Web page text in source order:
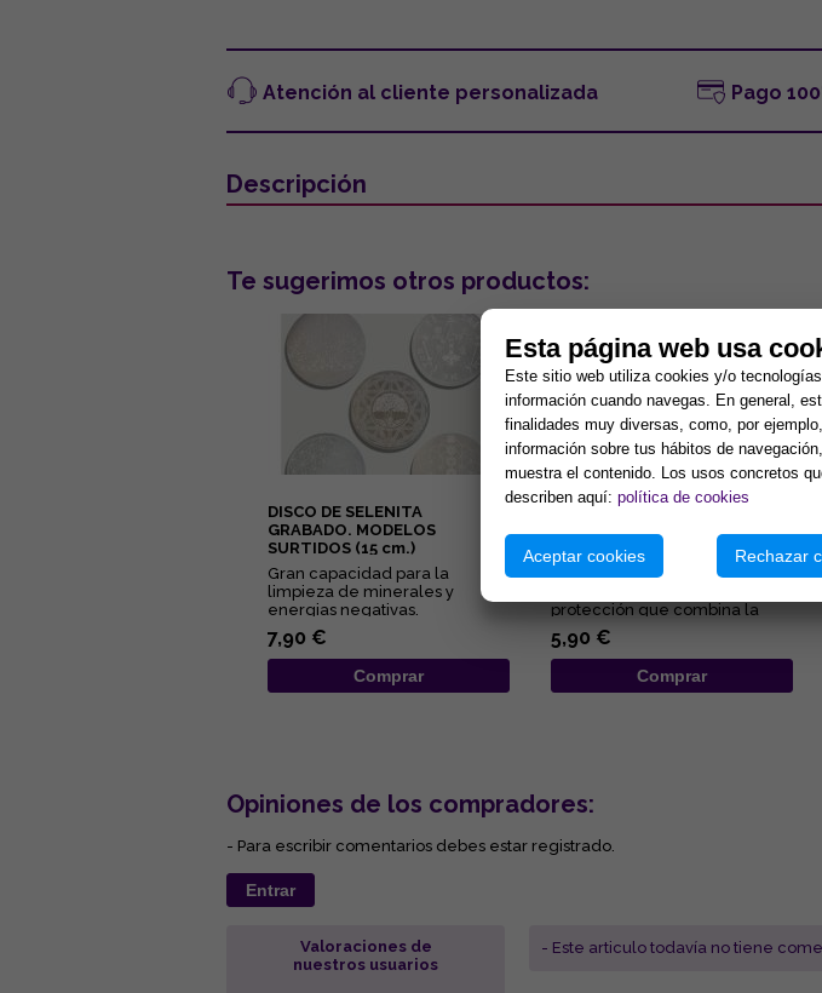
Atención al cliente personalizada Pago
Descripción
Te sugerimos otros productos:
DISCO DE SELENITA
GRABADO. MODELOS
SURTIDOS (15 cm.)
Gran capacidad para la
limpieza de minerales y
energias negativas.
Propiedades purificantes y
protectoras....
7,90 €
Comprar
COLGANTE ARBOL DE LA VIDA
7 CHAKRAS Y PUNTA MINERAL
(MINERALES SURTIDOS)
Lleva contigo un poderoso
protección que combina la
fuerza de la naturaleza con el
poder ...
5,90 €
Comprar
Opiniones de los compradores:
- Para escribir comentarios debes estar registrado.
Entrar
Valoraciones de
nuestros usuarios
- Este articulo todavía no tiene
Esta página web usa
Este sitio web utiliza cookies y/o
información cuando navegas. En general,
finalidades muy diversas, como, por
información sobre tus hábitos de
muestra el contenido. Los usos concretos
describen aquí: política de cookies
Aceptar cookies Rechazar